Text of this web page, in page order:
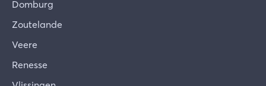
Domburg
Zoutelande
Veere
Renesse